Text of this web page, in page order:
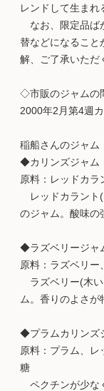
レンドして生まれ
なお、限定品ば
替などになること
解、ご了承いただ
◇市販のジャムの
2000年2月第4週
稲船さんのジャム
◆カリンズジャム
原料：レッドカ
レッドカラント(
のジャム。酸味の
◆ラズベリージャ
原料：ラズベリ
ラズベリー(木い
ム。香りのよさが
◆プラムカリンズ
原料：プラム、
糖
ペクチンが少な